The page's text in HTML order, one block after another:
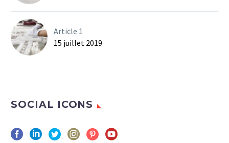
Article 1
15 juillet 2019
SOCIAL ICONS